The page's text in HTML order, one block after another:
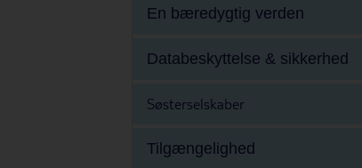
En bæredygtig verden
Databeskyttelse & sikkerhed
Søsterselskaber
Tilgængelighed